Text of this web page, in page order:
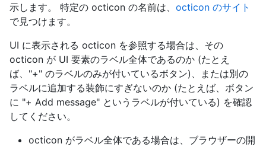
示します。 特定の octicon の名前は、 octicon のサイト
で見つけます。
UI に表示される octicon を参照する場合は、その
octicon が UI 要素のラベル全体であるのか (たとえ
ば、"+" のラベルのみが付いているボタン)、または別の
ラベルに追加する装飾にすぎないのか (たとえば、ボタン
に "+ Add message" というラベルが付いている) を確認
してください。
octicon がラベル全体である場合は、ブラウザーの開